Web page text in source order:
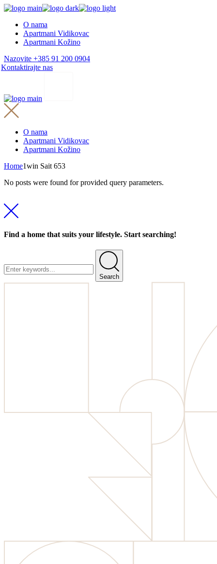
Skip
content
O nama
Apartmani Vidikovac
Apartmani Kožino
Nazovite +385 91 200 0904
Kontaktirajte nas
O nama
Apartmani Vidikovac
Apartmani Kožino
Home1win Sait 653
No posts were found for provided query parameters.
Find a home that suits your lifestyle. Start searching!
Search